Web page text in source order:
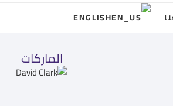
ENGLISH
الماركات